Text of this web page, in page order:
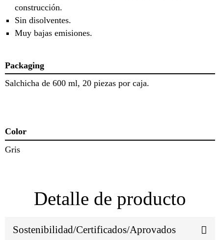
construcción.
Sin disolventes.
Muy bajas emisiones.
Packaging
Salchicha de 600 ml, 20 piezas por caja.
Color
Gris
Detalle de producto
Sostenibilidad/Certificados/Aprovados